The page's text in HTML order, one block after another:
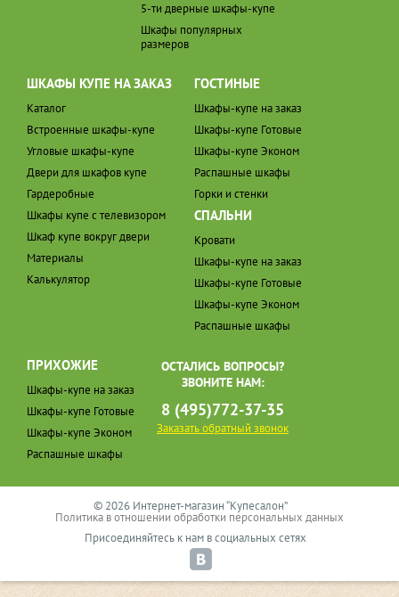
5-ти дверные шкафы-купе
Шкафы популярных
размеров
ШКАФЫ КУПЕ НА ЗАКАЗ
Каталог
Встроенные шкафы-купе
Угловые шкафы-купе
Двери для шкафов купе
Гардеробные
Шкафы купе с телевизором
Шкаф купе вокруг двери
Материалы
Калькулятор
ГОСТИНЫЕ
Шкафы-купе на заказ
Шкафы-купе Готовые
Шкафы-купе Эконом
Распашные шкафы
Горки и стенки
СПАЛЬНИ
Кровати
Шкафы-купе на заказ
Шкафы-купе Готовые
Шкафы-купе Эконом
Распашные шкафы
ПРИХОЖИЕ
Шкафы-купе на заказ
Шкафы-купе Готовые
Шкафы-купе Эконом
Распашные шкафы
ОСТАЛИСЬ ВОПРОСЫ?
ЗВОНИТЕ НАМ:
8 (495)772-37-35
Заказать обратный звонок
© 2026 Интернет-магазин “Купесалон”
Политика в отношении обработки персональных данных
Присоединяйтесь к нам в социальных сетях